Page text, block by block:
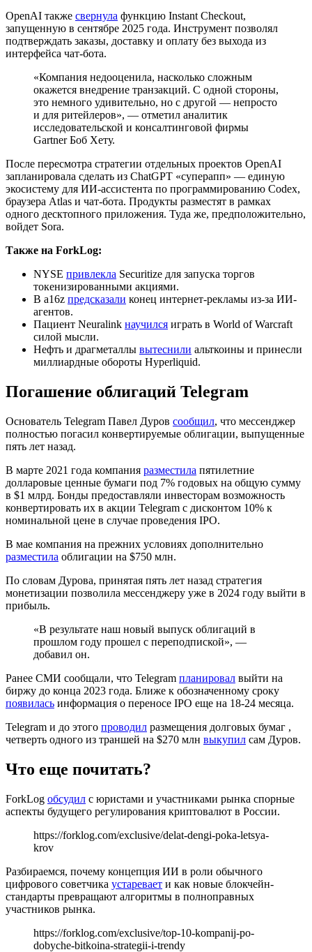
OpenAI также свернула функцию Instant Checkout,
запущенную в сентябре 2025 года. Инструмент позволял
подтверждать заказы, доставку и оплату без выхода из
интерфейса чат-бота.
«Компания недооценила, насколько сложным
окажется внедрение транзакций. С одной стороны,
это немного удивительно, но с другой — непросто
и для ритейлеров», — отметил аналитик
исследовательской и консалтинговой фирмы
Gartner Боб Хету.
После пересмотра стратегии отдельных проектов OpenAI
запланировала сделать из ChatGPT «суперапп» — единую
экосистему для ИИ-ассистента по программированию Codex,
браузера Atlas и чат-бота. Продукты разместят в рамках
одного десктопного приложения. Туда же, предположительно,
войдет Sora.
Также на ForkLog:
NYSE привлекла Securitize для запуска торгов
токенизированными акциями.
В a16z предсказали конец интернет-рекламы из-за ИИ-
агентов.
Пациент Neuralink научился играть в World of Warcraft
силой мысли.
Нефть и драгметаллы вытеснили альткоины и принесли
миллиардные обороты Hyperliquid.
Погашение облигаций Telegram
Основатель Telegram Павел Дуров сообщил, что мессенджер
полностью погасил конвертируемые облигации, выпущенные
пять лет назад.
В марте 2021 года компания разместила пятилетние
долларовые ценные бумаги под 7% годовых на общую сумму
в $1 млрд. Бонды предоставляли инвесторам возможность
конвертировать их в акции Telegram с дисконтом 10% к
номинальной цене в случае проведения IPO.
В мае компания на прежних условиях дополнительно
разместила облигации на $750 млн.
По словам Дурова, принятая пять лет назад стратегия
монетизации позволила мессенджеру уже в 2024 году выйти в
прибыль.
«В результате наш новый выпуск облигаций в
прошлом году прошел с переподпиской», —
добавил он.
Ранее СМИ сообщали, что Telegram планировал выйти на
биржу до конца 2023 года. Ближе к обозначенному сроку
появилась информация о переносе IPO еще на 18-24 месяца.
Telegram и до этого проводил размещения долговых бумаг ,
четверть одного из траншей на $270 млн выкупил сам Дуров.
Что еще почитать?
ForkLog обсудил с юристами и участниками рынка спорные
аспекты будущего регулирования криптовалют в России.
https://forklog.com/exclusive/delat-dengi-poka-letsya-
krov
Разбираемся, почему концепция ИИ в роли обычного
цифрового советчика устаревает и как новые блокчейн-
стандарты превращают алгоритмы в полноправных
участников рынка.
https://forklog.com/exclusive/top-10-kompanij-po-
dobyche-bitkoina-strategii-i-trendy